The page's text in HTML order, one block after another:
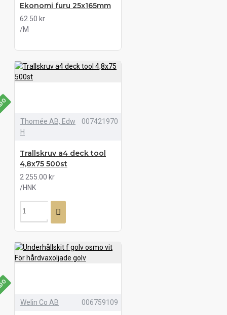
Ekonomi furu 25x165mm
62.50 kr
/M
Thomée AB, Edw
H
007421970
Trallskruv a4 deck tool
4,8x75 500st
2 255.00 kr
/HNK
Welin Co AB 006759109